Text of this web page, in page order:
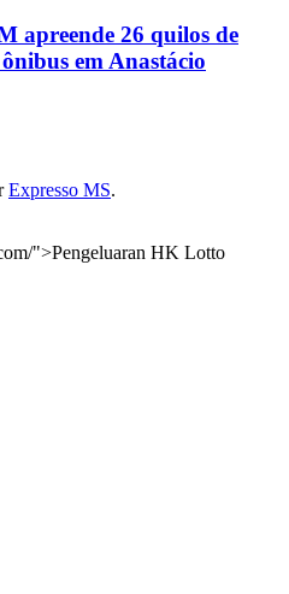
apreende 26 quilos de
em Anastácio
Expresso MS.
">Pengeluaran HK Lotto